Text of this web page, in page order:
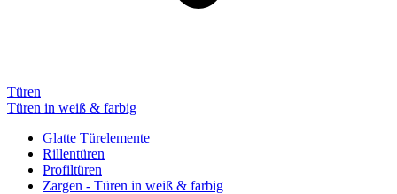
Türen
Türen in weiß & farbig
Glatte Türelemente
Rillentüren
Profiltüren
Zargen - Türen in weiß & farbig